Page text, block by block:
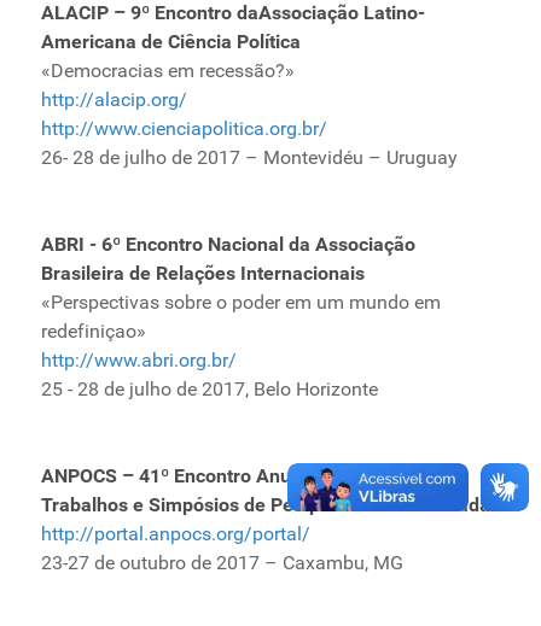
ALACIP – 9º Encontro daAssociação Latino-
Americana de Ciência Política
«Democracias em recessão?»
http://alacip.org/
http://www.cienciapolitica.org.br/
26- 28 de julho de 2017 – Montevidéu – Uruguay
ABRI - 6º Encontro Nacional da Associação
Brasileira de Relações Internacionais
«Perspectivas sobre o poder em um mundo em
redefiniçao»
http://www.abri.org.br/
25 - 28 de julho de 2017, Belo Horizonte
ANPOCS – 41º Encontro Anual dos Grupos de
Trabalhos e Simpósios de Pesquisas Pós-Graduadas
http://portal.anpocs.org/portal/
23-27 de outubro de 2017 – Caxambu, MG